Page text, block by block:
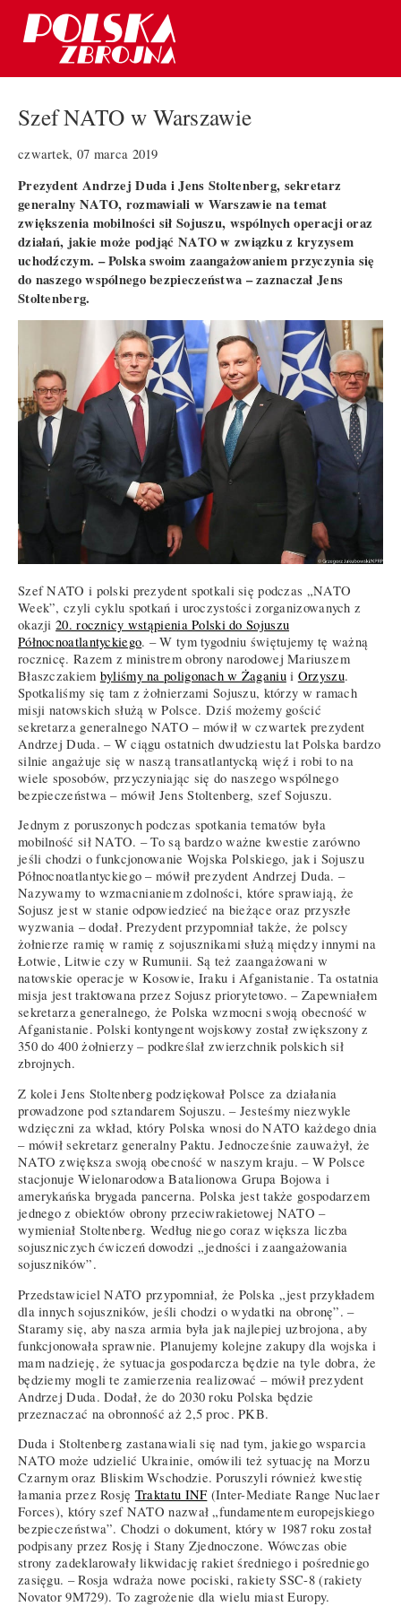
Szef NATO w Warszawie
czwartek, 07 marca 2019
Prezydent Andrzej Duda i Jens Stoltenberg, sekretarz
generalny NATO, rozmawiali w Warszawie na temat
zwiększenia mobilności sił Sojuszu, wspólnych operacji oraz
działań, jakie może podjąć NATO w związku z kryzysem
uchodźczym. – Polska swoim zaangażowaniem przyczynia się
do naszego wspólnego bezpieczeństwa – zaznaczał Jens
Stoltenberg.
Szef NATO i polski prezydent spotkali się podczas „NATO
Week”, czyli cyklu spotkań i uroczystości zorganizowanych z
okazji20. rocznicy wstąpienia Polski do Sojuszu
Północnoatlantyckiego. – W tym tygodniu świętujemy tę ważną
rocznicę. Razem z ministrem obrony narodowej Mariuszem
Błaszczakiem byliśmy na poligonach w Żaganiui Orzyszu.
Spotkaliśmy się tam z żołnierzami Sojuszu, którzy w ramach
misji natowskich służą w Polsce. Dziś możemy gościć
sekretarza generalnego NATO – mówił w czwartek prezydent
Andrzej Duda. – W ciągu ostatnich dwudziestu lat Polska bardzo
silnie angażuje się w naszą transatlantycką więź i robi to na
wiele sposobów, przyczyniając się do naszego wspólnego
bezpieczeństwa – mówił Jens Stoltenberg, szef Sojuszu.
Jednym z poruszonych podczas spotkania tematów była
mobilność sił NATO. – To są bardzo ważne kwestie zarówno
jeśli chodzi o funkcjonowanie Wojska Polskiego, jak i Sojuszu
Północnoatlantyckiego – mówił prezydent Andrzej Duda. –
Nazywamy to wzmacnianiem zdolności, które sprawiają, że
Sojusz jest w stanie odpowiedzieć na bieżące oraz przyszłe
wyzwania – dodał. Prezydent przypomniał także, że polscy
żołnierze ramię w ramię z sojusznikami służą między innymi na
Łotwie, Litwie czy w Rumunii. Są też zaangażowani w
natowskie operacje w Kosowie, Iraku i Afganistanie. Ta ostatnia
misja jest traktowana przez Sojusz priorytetowo. – Zapewniałem
sekretarza generalnego, że Polska wzmocni swoją obecność w
Afganistanie. Polski kontyngent wojskowy został zwiększony z
350 do 400 żołnierzy – podkreślał zwierzchnik polskich sił
zbrojnych.
Z kolei Jens Stoltenberg podziękował Polsce za działania
prowadzone pod sztandarem Sojuszu. – Jesteśmy niezwykle
wdzięczni za wkład, który Polska wnosi do NATO każdego dnia
– mówił sekretarz generalny Paktu. Jednocześnie zauważył, że
NATO zwiększa swoją obecność w naszym kraju. – W Polsce
stacjonuje Wielonarodowa Batalionowa Grupa Bojowa i
amerykańska brygada pancerna. Polska jest także gospodarzem
jednego z obiektów obrony przeciwrakietowej NATO –
wymieniał Stoltenberg. Według niego coraz większa liczba
sojuszniczych ćwiczeń dowodzi „jedności i zaangażowania
sojuszników”.
Przedstawiciel NATO przypomniał, że Polska „jest przykładem
dla innych sojuszników, jeśli chodzi o wydatki na obronę”. –
Staramy się, aby nasza armia była jak najlepiej uzbrojona, aby
funkcjonowała sprawnie. Planujemy kolejne zakupy dla wojska i
mam nadzieję, że sytuacja gospodarcza będzie na tyle dobra, że
będziemy mogli te zamierzenia realizować – mówił prezydent
Andrzej Duda. Dodał, że do 2030 roku Polska będzie
przeznaczać na obronność aż 2,5 proc. PKB.
Duda i Stoltenberg zastanawiali się nad tym, jakiego wsparcia
NATO może udzielić Ukrainie, omówili też sytuację na Morzu
Czarnym oraz Bliskim Wschodzie. Poruszyli również kwestię
łamania przez Rosję Traktatu INF (Inter-Mediate Range Nuclaer
Forces), który szef NATO nazwał „fundamentem europejskiego
bezpieczeństwa”. Chodzi o dokument, który w 1987 roku został
podpisany przez Rosję i Stany Zjednoczone. Wówczas obie
strony zadeklarowały likwidację rakiet średniego i pośredniego
zasięgu. – Rosja wdraża nowe pociski, rakiety SSC-8 (rakiety
Novator 9M729). To zagrożenie dla wielu miast Europy.